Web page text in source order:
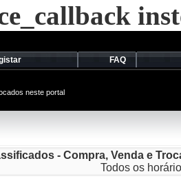
FAQ
neste portal
- Compra, Venda e
Todos os